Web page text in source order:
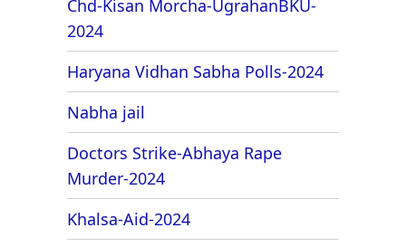
Chd-Kisan Morcha-UgrahanBKU-
2024
Haryana Vidhan Sabha Polls-2024
Nabha jail
Doctors Strike-Abhaya Rape
Murder-2024
Khalsa-Aid-2024